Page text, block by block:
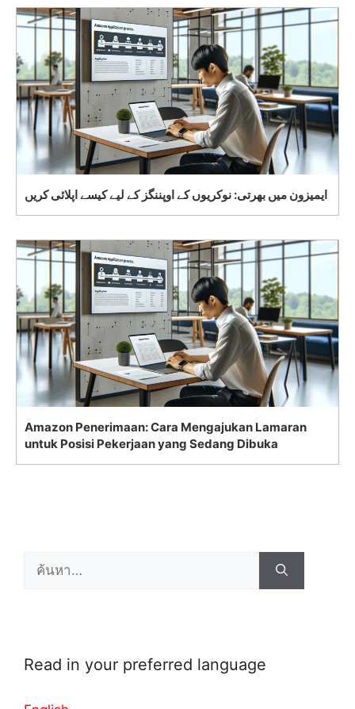
ایمیزون میں بھرتی: نوکریوں کے اوپننگز کے لیے کیسے اپلائی کریں
Amazon Penerimaan: Cara Mengajukan Lamaran
untuk Posisi Pekerjaan yang Sedang Dibuka
Search
Read in your preferred language